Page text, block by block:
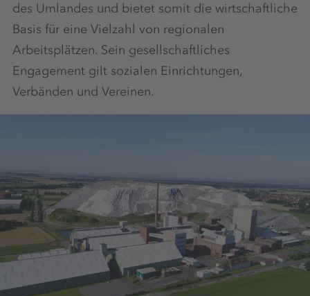
des Umlandes und bietet somit die wirtschaftliche
Basis für eine Vielzahl von regionalen
Arbeitsplätzen. Sein gesellschaftliches
Engagement gilt sozialen Einrichtungen,
Verbänden und Vereinen.